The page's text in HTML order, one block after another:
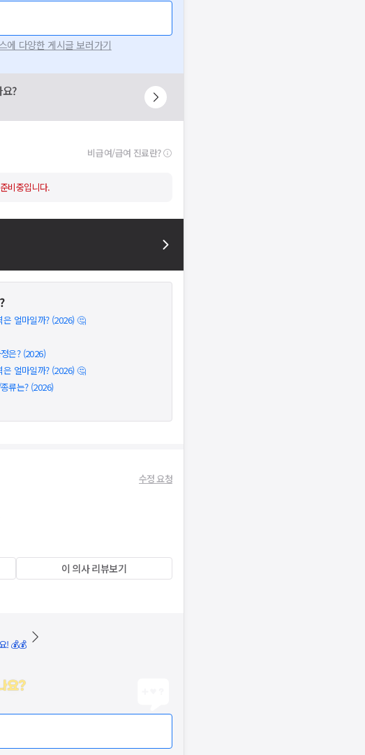
에 다양한 게시글 보러가기
?
비급여/급여 진료란?
비중입니다.
얼마일까? (2026) 🤔
은? (2026)
얼마일까? (2026) 🤔
류는? (2026)
수정 요청
이 의사 리뷰보기
! 💰💰
요?